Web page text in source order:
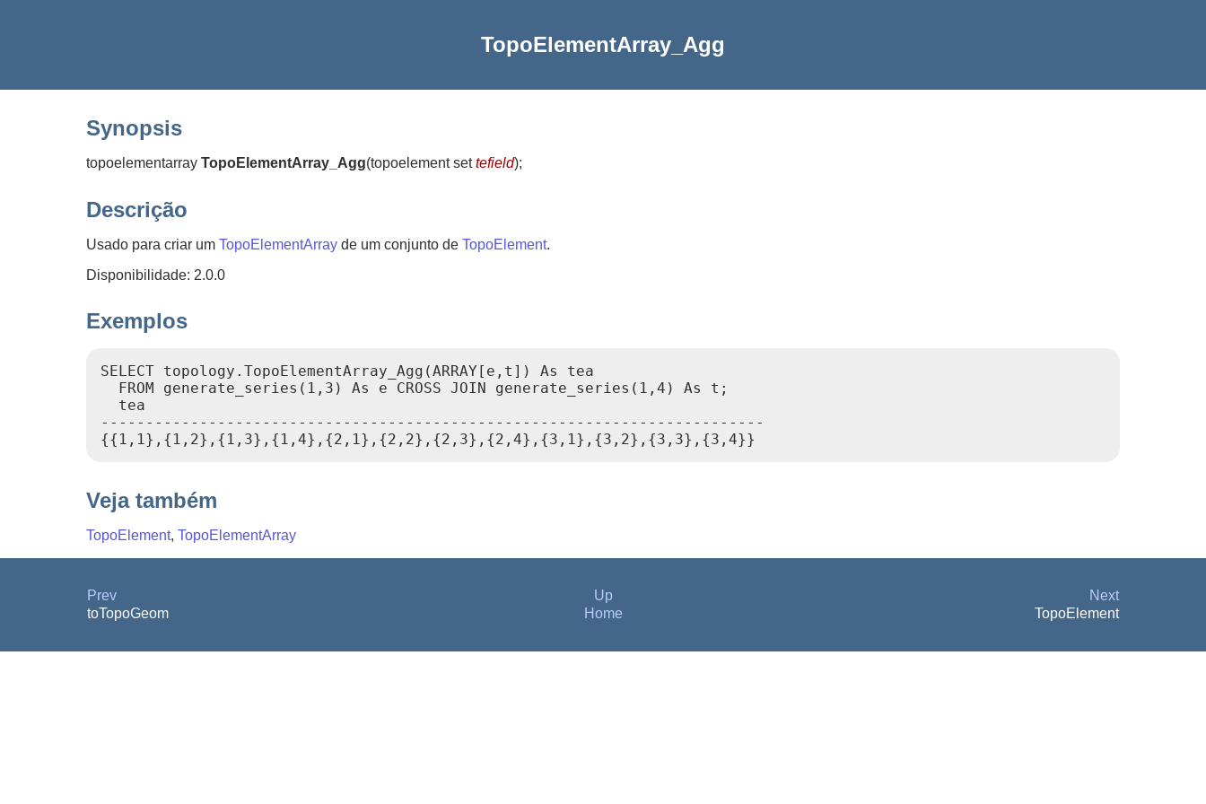
TopoElementArray_Agg
Synopsis
topoelementarray TopoElementArray_Agg(topoelement settefield);
Descrição
Usado para criar um TopoElementArray de um conjunto de TopoElement.
Disponibilidade: 2.0.0
Exemplos
SELECT topology.TopoElementArray_Agg(ARRAY[e,t]) As tea
  FROM generate_series(1,3) As e CROSS JOIN generate_series(1,4) As t;
  tea
--------------------------------------------------------------------------
{{1,1},{1,2},{1,3},{1,4},{2,1},{2,2},{2,3},{2,4},{3,1},{3,2},{3,3},{3,4}}
Veja também
TopoElement, TopoElementArray
Prev Up
Next
toTopoGeom
Home TopoElement